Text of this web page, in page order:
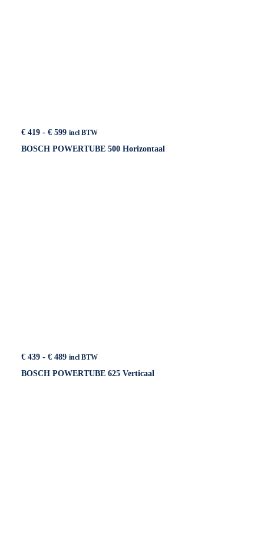
€ 419 - € 599Prijsklasse:
tot
incl BTW
BOSCH POWERTUBE 500 Horizontaal
€ 439 - € 489Prijsklasse:
tot
incl BTW
BOSCH POWERTUBE 625 Verticaal